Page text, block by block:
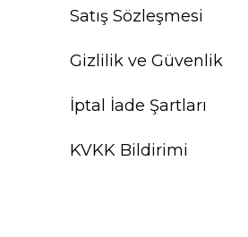
Satış Sözleşmesi
Gizlilik ve Güvenlik
İptal İade Şartları
KVKK Bildirimi